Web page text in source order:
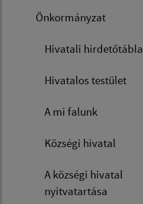
Önkormányzat
Hivatali hirdetőtábla
Hivatalos testület
A mi falunk
Községi hivatal
A községi hivatal
nyitvatartása